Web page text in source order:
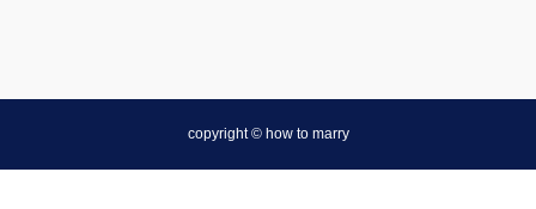
copyright © how to marry